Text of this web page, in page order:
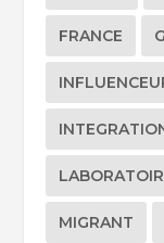
FRANCE
MIGRANT